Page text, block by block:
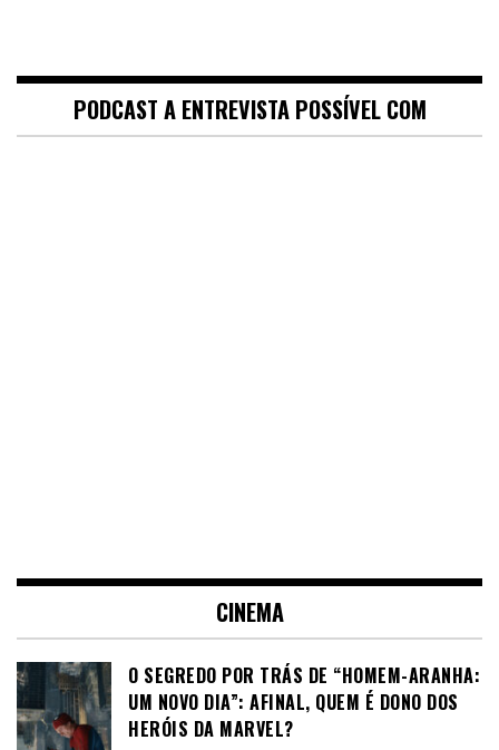
PODCAST A ENTREVISTA POSSÍVEL COM
CINEMA
O SEGREDO POR TRÁS DE “HOMEM-ARANHA:
UM NOVO DIA”: AFINAL, QUEM É DONO DOS
HERÓIS DA MARVEL?